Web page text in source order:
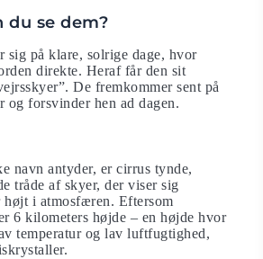
du se dem?
sig på klare, solrige dage, hvor
direkte. Heraf får den sit
De fremkommer sent på
og forsvinder hen ad dagen.
navn antyder, er cirrus tynde,
tråde af skyer, der viser sig
i atmosfæren. Eftersom
6 kilometers højde – en højde hvor
temperatur og lav luftfugtighed,